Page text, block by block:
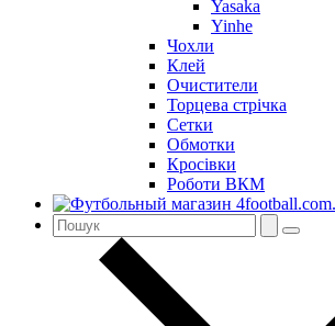
Yasaka
Yinhe
Чохли
Клей
Очистители
Торцева стрічка
Сетки
Обмотки
Кросівки
Роботи ВКМ